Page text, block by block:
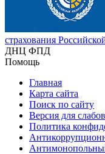
страхования
ДНЦ ФПД
Помощь
Главная
Карта сайта
Поиск по сайту
Версия для
Политика